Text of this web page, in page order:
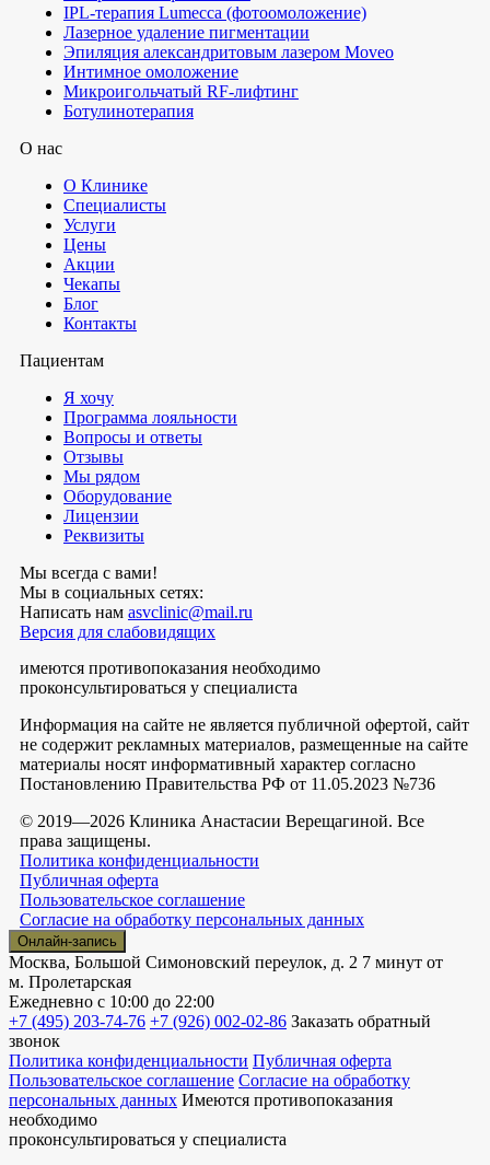
IPL-терапия Lumecca (фотоомоложение)
Лазерное удаление пигментации
Эпиляция александритовым лазером Moveo
Интимное омоложение
Микроигольчатый RF-лифтинг
Ботулинотерапия
О нас
О Клинике
Специалисты
Услуги
Цены
Акции
Чекапы
Блог
Контакты
Пациентам
Я хочу
Программа лояльности
Вопросы и ответы
Отзывы
Мы рядом
Оборудование
Лицензии
Реквизиты
Мы всегда с вами!
Мы в социальных сетях:
Написать нам asvclinic@mail.ru
Версия для слабовидящих
имеются противопоказания необходимо
проконсультироваться у специалиста
Информация на сайте не является публичной офертой, сайт
не содержит рекламных материалов, размещенные на сайте
материалы носят информативный характер согласно
Постановлению Правительства РФ от 11.05.2023 №736
© 2019—2026 Клиника Анастасии Верещагиной. Все
права защищены.
Политика конфиденциальности
Публичная оферта
Пользовательское соглашение
Согласие на обработку персональных данных
Онлайн-запись
Москва, Большой Симоновский переулок, д. 2 7 минут от
м. Пролетарская
Ежедневно с 10:00 до 22:00
+7 (495) 203-74-76 +7 (926) 002-02-86 Заказать обратный
звонок
Политика конфиденциальности Публичная оферта
Пользовательское соглашение Согласие на обработку
персональных данных Имеются противопоказания
необходимо
проконсультироваться у специалиста